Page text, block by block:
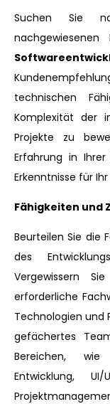
Suchen Sie
technischen
Komplexität der
Projekte zu
Erfahrung in
Erkenntnisse für
Fähigkeiten und
Beurteilen Sie die
des
Vergewissern
erforderliche
Technologien und
gefächertes
Bereichen, wie
Entwicklung, UI/